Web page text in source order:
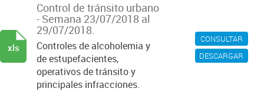
CONSULTAR
DESCARGAR
Control de tránsito urbano
- Semana 23/07/2018 al
29/07/2018.
Controles de alcoholemia y
de estupefacientes,
operativos de tránsito y
principales infracciones.
xls